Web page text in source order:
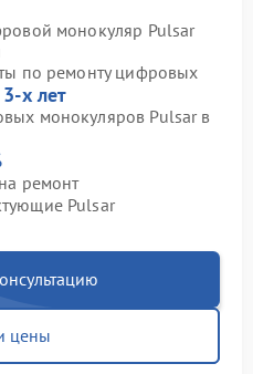
монокуляр Pulsar
по ремонту цифровых
х лет
монокуляров Pulsar в
ремонт
Pulsar
цены